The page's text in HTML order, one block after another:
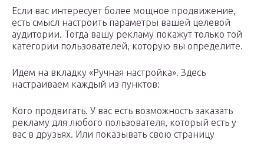
Если вас интересует более мощное продвижение,
есть смысл настроить параметры вашей целевой
аудитории. Тогда вашу рекламу покажут только той
категории пользователей, которую вы определите.
Идем на вкладку «Ручная настройка». Здесь
настраиваем каждый из пунктов:
Кого продвигать. У вас есть возможность заказать
рекламу для любого пользователя, который есть у
вас в друзьях. Или показывать свою страницу